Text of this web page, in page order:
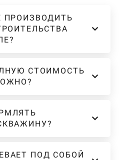
ПРОИЗВОДИТЬ
СТОИМОСТЬ
ПОД СОБОЙ